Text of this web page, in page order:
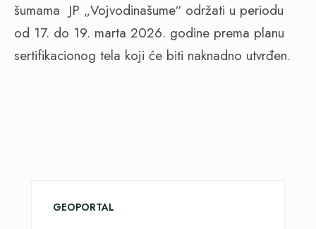
šumama JP „Vojvodinašume“ održati u periodu
od 17. do 19. marta 2026. godine prema planu
sertifikacionog tela koji će biti naknadno utvrđen.
GEOPORTAL